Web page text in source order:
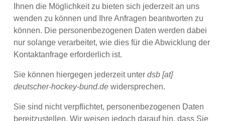
Ihnen die Möglichkeit zu bieten sich jederzeit an uns
wenden zu können und Ihre Anfragen beantworten zu
können. Die personenbezogenen Daten werden dabei
nur solange verarbeitet, wie dies für die Abwicklung der
Kontaktanfrage erforderlich ist.
Sie können hiergegen jederzeit unter dsb [at]
deutscher-hockey-bund.de widersprechen.
Sie sind nicht verpflichtet, personenbezogenen Daten
bereitzustellen. Wir weisen jedoch darauf hin, dass Sie